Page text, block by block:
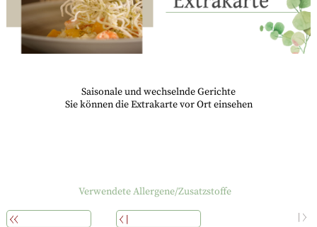
Saisonale und wechselnde Gerichte
Sie können die Extrakarte vor Ort einsehen
Verwendete Allergene/Zusatzstoffe